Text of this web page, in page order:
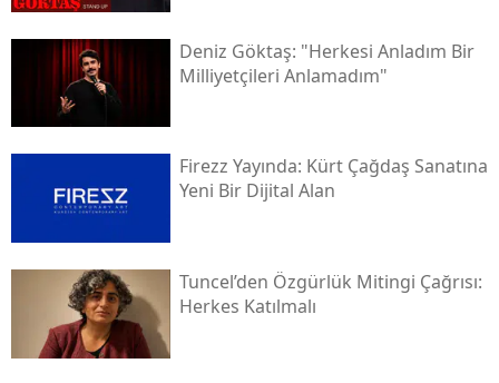
Deniz Göktaş: "herkesi Anladım Bir
Milliyetçileri Anlamadım"
Firezz Yayında: Kürt Çağdaş Sanatına
Yeni Bir Dijital Alan
Tuncel’den Özgürlük Mitingi Çağrısı:
Herkes Katılmalı